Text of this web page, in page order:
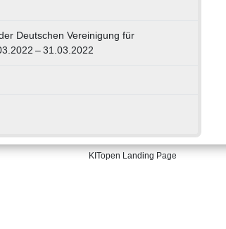
Deutschen Vereinigung für
– 31.03.2022
KITopen Landing Page